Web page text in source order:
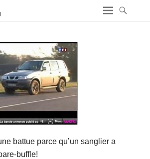
battue parce qu’un sanglier a
buffle!